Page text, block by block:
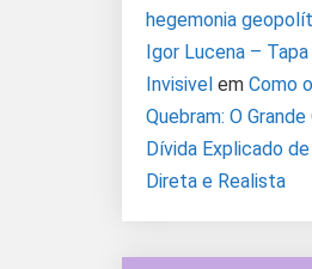
hegemonia
Igor Lucena – Tapa
Invisivel em Como
Quebram: O
Dívida Explicado
Direta e Realista